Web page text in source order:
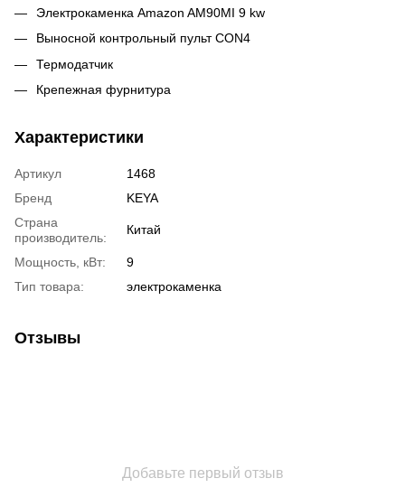
Электрокаменка Amazon AM90MI 9 kw
Выносной контрольный пульт CON4
Термодатчик
Крепежная фурнитура
Характеристики
Артикул
1468
Бренд
KEYA
Страна
производитель:
Китай
Мощность, кВт:
9
Тип товара:
электрокаменка
Отзывы
Добавьте первый отзыв